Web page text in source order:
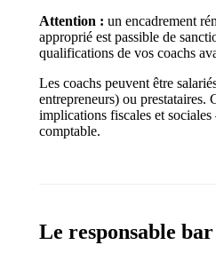
Attention : un encadrement
approprié est passible de
qualifications de vos coachs
Les coachs peuvent être
entrepreneurs) ou prestataires.
implications fiscales et
comptable.
Le responsable bar